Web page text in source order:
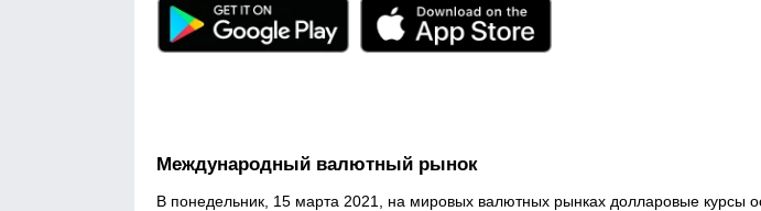
Международный валютный рынок
В понедельник, 15 марта 2021, на мировых валютных рынках долларовые курсы